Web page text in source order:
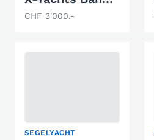
CHF 3'000.-
SEGELYACHT